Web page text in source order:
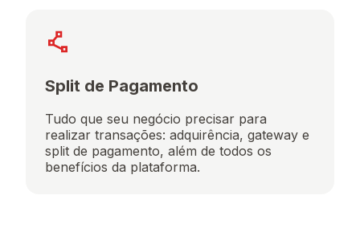
Split de Pagamento
Tudo que seu negócio precisar para
realizar transações: adquirência, gateway e
split de pagamento, além de todos os
benefícios da plataforma.